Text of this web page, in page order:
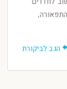
הגב לביקורת